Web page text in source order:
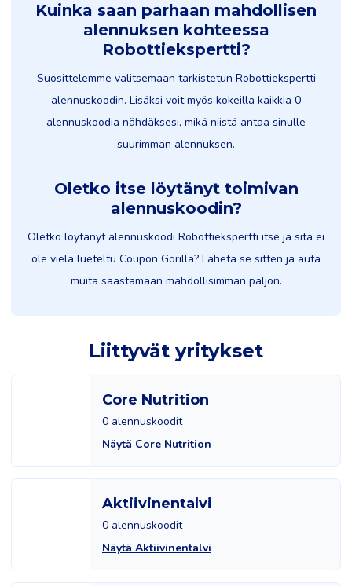
Kuinka saan parhaan mahdollisen
alennuksen kohteessa
Robottiekspertti?
Suosittelemme valitsemaan tarkistetun Robottiekspertti
alennuskoodin. Lisäksi voit myös kokeilla kaikkia 0
alennuskoodia nähdäksesi, mikä niistä antaa sinulle
suurimman alennuksen.
Oletko itse löytänyt toimivan
alennuskoodin?
Oletko löytänyt alennuskoodi Robottiekspertti itse ja sitä ei
ole vielä lueteltu Coupon Gorilla? Lähetä se sitten ja auta
muita säästämään mahdollisimman paljon.
Liittyvät yritykset
Core Nutrition
0 alennuskoodit
Näytä Core Nutrition
Aktiivinentalvi
0 alennuskoodit
Näytä Aktiivinentalvi